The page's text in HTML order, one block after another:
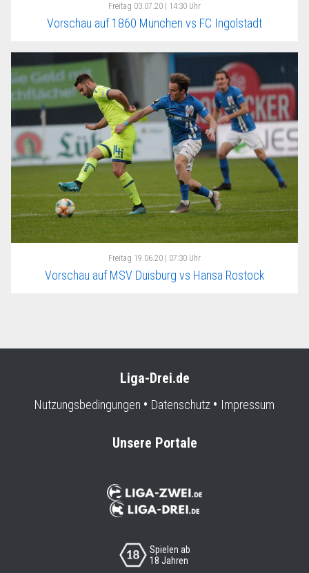
Freitag 03.07.20 | 14:30 Uhr
Vorschau auf 1860 München vs FC Ingolstadt
Freitag 19.06.20 | 07:30 Uhr
Vorschau auf MSV Duisburg vs Hansa Rostock
Liga-Drei.de
Nutzungsbedingungen Datenschutz Impressum
Unsere Portale
Spielen ab
18 Jahren